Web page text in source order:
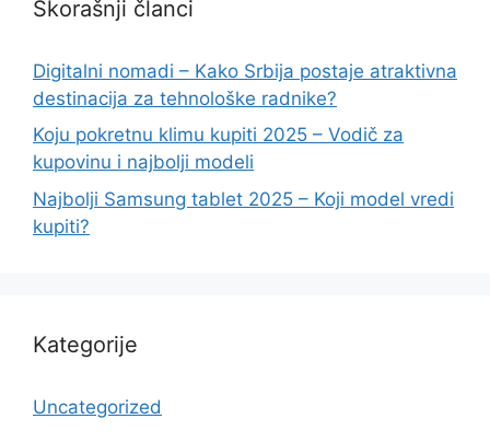
Skorašnji članci
Digitalni nomadi – Kako Srbija postaje atraktivna
destinacija za tehnološke radnike?
Koju pokretnu klimu kupiti 2025 – Vodič za
kupovinu i najbolji modeli
Najbolji Samsung tablet 2025 – Koji model vredi
kupiti?
Kategorije
Uncategorized